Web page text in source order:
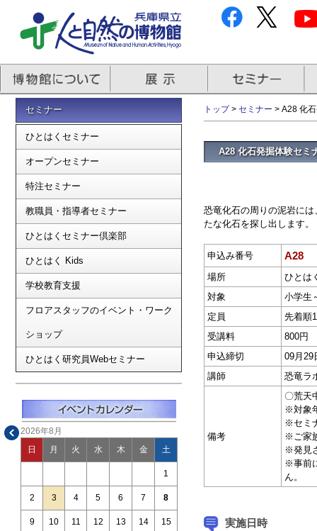
セミナー
ひとはくセミナー
オープンセミナー
特注セミナー
教職員・指導者セミナー
ひとはくセミナー倶楽部
ひとはく Kids
学校教育支援
フロアスタッフのイベント・ワーク
ショップ
ひとはく研究員Webセミナー
2026年8月
日 月 火 水 木 金 土
1
2 3 4 5 6 7 8
9 10 11 12 13 14 15
トップ> セミナー > A28 化
A28 化石発掘体験セ
恐竜化石の周りの泥岩に
たな化石を探し出します。
申込み番号 A28
場所
ひとは
対象
小学生
定員
先着順
受講料
800円
申込締切
09月29
講師
恐竜ラ
備考
〇荒天
※対象
※セミ
※ご家
※発見
※事前
ん。
実施日時